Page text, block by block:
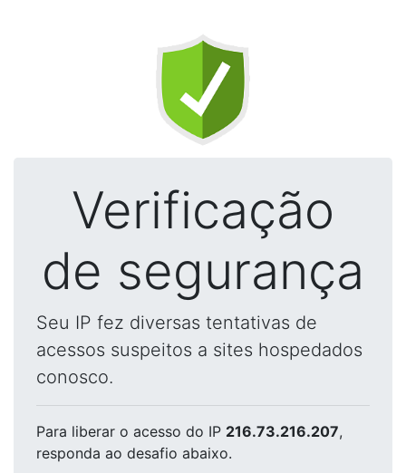
Verificação
de segurança
Seu IP fez diversas tentativas de
acessos suspeitos a sites hospedados
conosco.
Para liberar o acesso do IP 216.73.216.207,
responda ao desafio abaixo.